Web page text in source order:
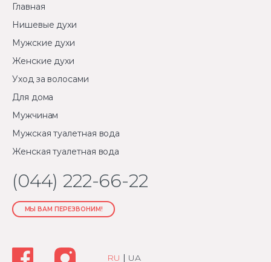
Главная
Нишевые духи
Мужские духи
Женские духи
Уход за волосами
Для дома
Мужчинам
Мужская туалетная вода
Женская туалетная вода
(044) 222-66-22
МЫ ВАМ ПЕРЕЗВОНИМ!
RU | UA